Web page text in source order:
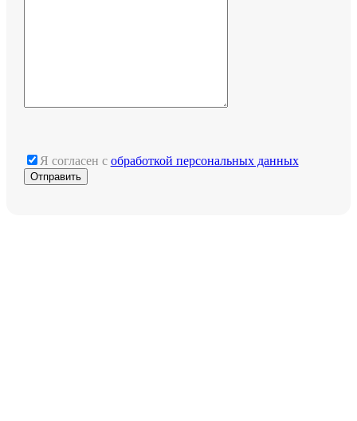
Я согласен с обработкой персональных данных